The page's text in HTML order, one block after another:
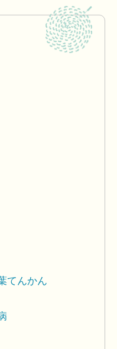
てんかん